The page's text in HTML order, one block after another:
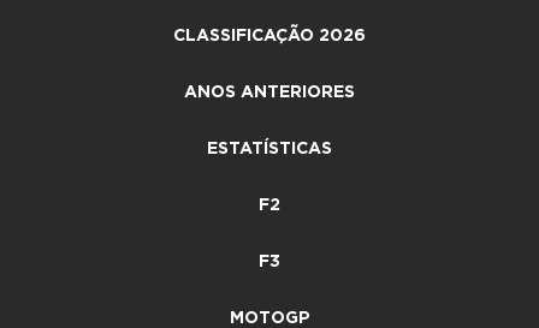
CLASSIFICAÇÃO 2026
ANOS ANTERIORES
ESTATÍSTICAS
F2
F3
MOTOGP